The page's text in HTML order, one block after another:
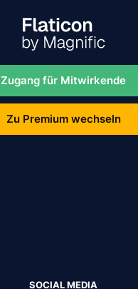
Zugang für Mitwirkende
Zu Premium wechseln
SOCIAL MEDIA